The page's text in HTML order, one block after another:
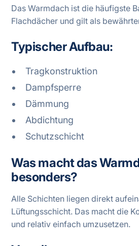
Das Warmdach ist die häufigste
Flachdächer und gilt als
Typischer Aufbau:
Tragkonstruktion
Dampfsperre
Dämmung
Abdichtung
Schutzschicht
Was macht das
besonders?
Alle Schichten liegen direkt
Lüftungsschicht. Das macht die
und relativ einfach umzusetzen.